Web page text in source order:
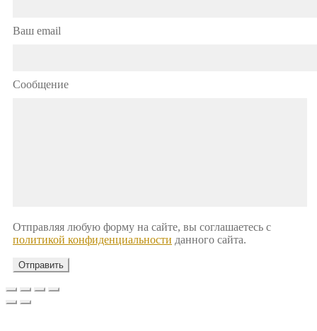
Ваш email
Сообщение
Отправляя любую форму на сайте, вы соглашаетесь с
политикой конфиденциальности данного сайта.